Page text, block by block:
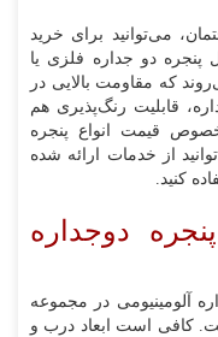
می‌توانید برای خرید
پنجره دو جداره فلزی یا
که مقاومت بالایی در
قابلیت رنگ‌پذیری هم
قیمت انواع پنجره
از خدمات ارائه شده
کنید.
دوجداره
آلومینیومی در مجموعه
کافی است ابعاد درب و